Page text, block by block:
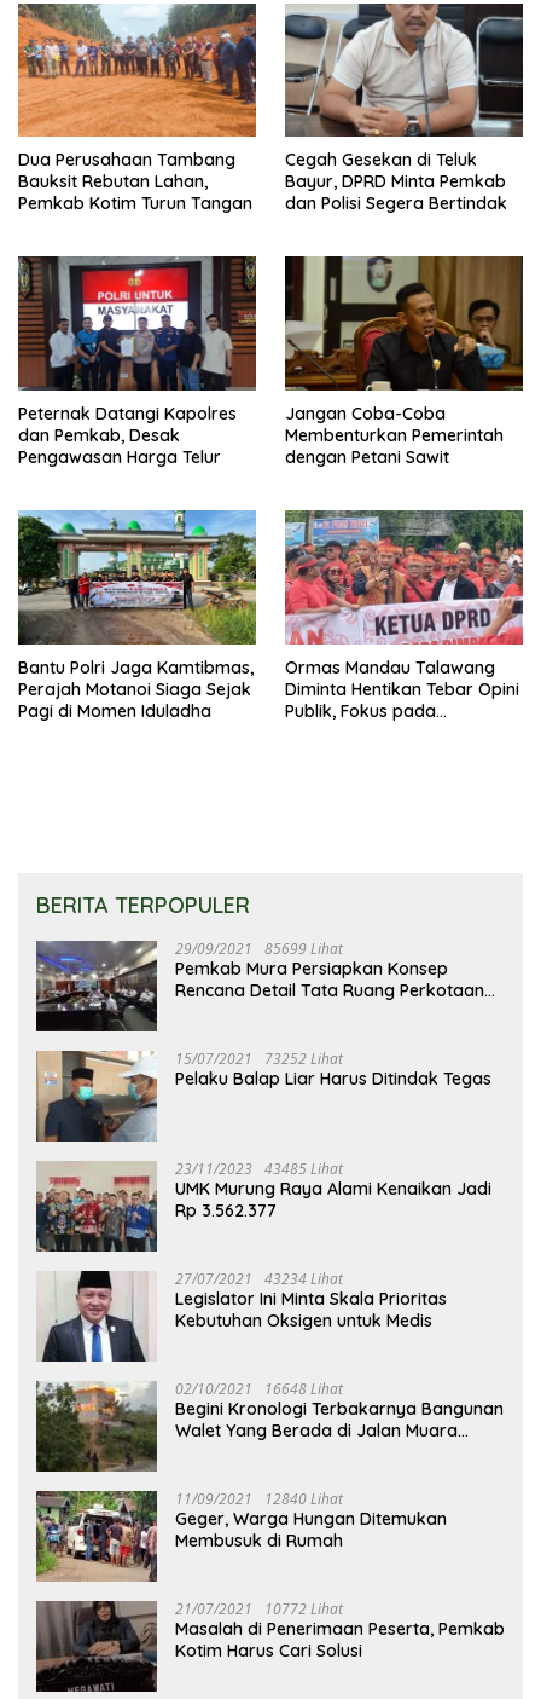
Dua Perusahaan Tambang
Bauksit Rebutan Lahan,
Pemkab Kotim Turun Tangan
Cegah Gesekan di Teluk
Bayur, DPRD Minta Pemkab
dan Polisi Segera Bertindak
Peternak Datangi Kapolres
dan Pemkab, Desak
Pengawasan Harga Telur
Jangan Coba-Coba
Membenturkan Pemerintah
dengan Petani Sawit
Bantu Polri Jaga Kamtibmas,
Perajah Motanoi Siaga Sejak
Pagi di Momen Iduladha
Ormas Mandau Talawang
Diminta Hentikan Tebar Opini
Publik, Fokus pada
BERITA TERPOPULER
29/09/2021 85699 Lihat
Pemkab Mura Persiapkan Konsep
Rencana Detail Tata Ruang Perkotaan
15/07/2021 73252 Lihat
Pelaku Balap Liar Harus Ditindak Tegas
23/11/2023 43485 Lihat
UMK Murung Raya Alami Kenaikan Jadi
Rp 3.562.377
27/07/2021 43234 Lihat
Legislator Ini Minta Skala Prioritas
Kebutuhan Oksigen untuk Medis
02/10/2021 16648 Lihat
Begini Kronologi Terbakarnya Bangunan
Walet Yang Berada di Jalan Muara
11/09/2021 12840 Lihat
Geger, Warga Hungan Ditemukan
Membusuk di Rumah
21/07/2021 10772 Lihat
Masalah di Penerimaan Peserta, Pemkab
Kotim Harus Cari Solusi